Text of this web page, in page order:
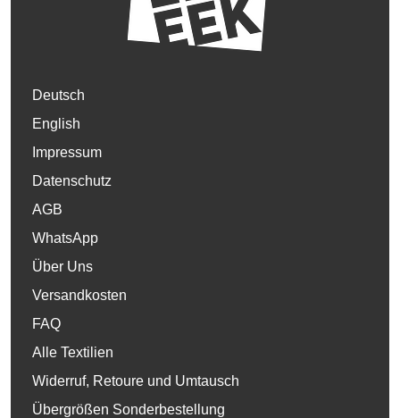
Deutsch
English
Impressum
Datenschutz
AGB
WhatsApp
Über Uns
Versandkosten
FAQ
Alle Textilien
Widerruf, Retoure und Umtausch
Übergrößen Sonderbestellung